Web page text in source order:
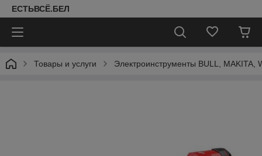
ЕСТЬВСЁ.БЕЛ
Товары и услуги Электроинструменты BULL,